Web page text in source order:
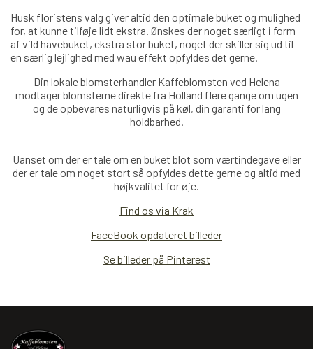
Husk floristens valg giver altid den optimale buket og mulighed
for, at kunne tilføje lidt ekstra. Ønskes der noget særligt i form
af vild havebuket, ekstra stor buket, noget der skiller sig ud til
en særlig lejlighed med wau effekt opfyldes det gerne.
Din lokale blomsterhandler Kaffeblomsten ved Helena
modtager blomsterne direkte fra Holland fleregange om ugen
og de opbevares naturligvis på køl, din garanti for lang
holdbarhed.
Uanset om der er tale om en buket blot som værtindegave eller
der er tale om noget stort så opfyldes dette gerne og altid med
højkvalitet for øje.
Find os via Krak
FaceBook opdateret billeder
Se billeder på Pinterest